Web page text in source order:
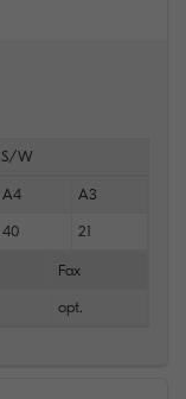
S/W
A4 A3
40 21
Fax
opt.